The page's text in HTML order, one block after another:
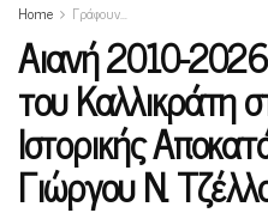
Home Γράφουν…
Αιανή 2010-
του Καλλικράτη
Ιστορικής
Γιώργου Ν.